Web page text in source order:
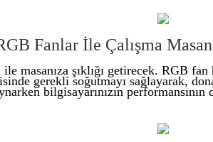
Fanlar İle Çalışma
ile masanıza şıklığı getirecek. RGB
gerekli soğutmayı sağlayarak,
bilgisayarınızın